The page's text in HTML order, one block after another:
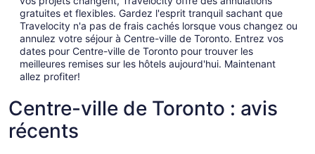
gratuites et flexibles. Gardez l'esprit tranquil sachant que
Travelocity n'a pas de frais cachés lorsque vous changez ou
annulez votre séjour à Centre-ville de Toronto. Entrez vos
dates pour Centre-ville de Toronto pour trouver les
meilleures remises sur les hôtels aujourd'hui. Maintenant
allez profiter!
Centre-ville de Toronto : avis
récents